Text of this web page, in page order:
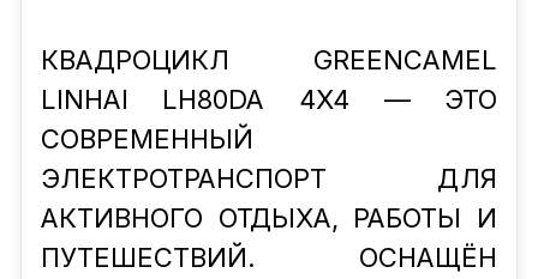
КВАДРОЦИКЛ GREENCAMEL
LINHAI LH80DA 4X4 — ЭТО
СОВРЕМЕННЫЙ
ЭЛЕКТРОТРАНСПОРТ ДЛЯ
АКТИВНОГО ОТДЫХА, РАБОТЫ И
ПУТЕШЕСТВИЙ. ОСНАЩЁН